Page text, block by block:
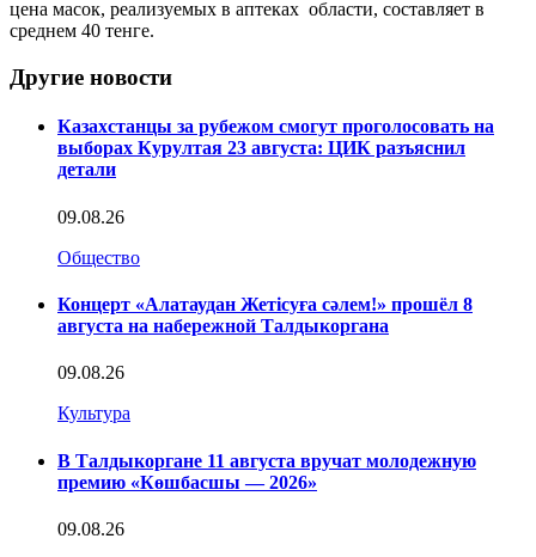
цена масок, реализуемых в аптеках области, составляет в
среднем 40 тенге.
Другие новости
Казахстанцы за рубежом смогут проголосовать на
выборах Курултая 23 августа: ЦИК разъяснил
детали
09.08.26
Общество
Концерт «Алатаудан Жетісуға сәлем!» прошёл 8
августа на набережной Талдыкоргана
09.08.26
Культура
В Талдыкоргане 11 августа вручат молодежную
премию «Көшбасшы — 2026»
09.08.26